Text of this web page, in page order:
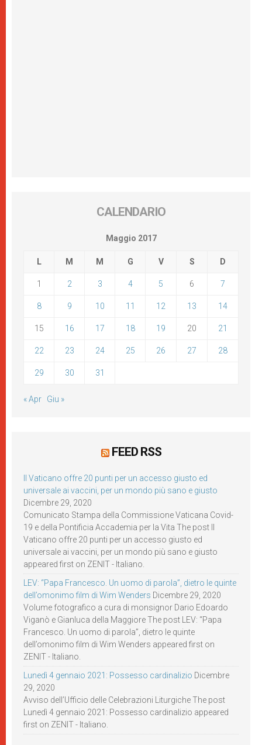
CALENDARIO
Maggio 2017
L M M G V S D
1 2 3 4 5 6 7
8 9 10 11 12 13 14
15 16 17 18 19 20 21
22 23 24 25 26 27 28
29 30 31
« Apr Giu »
FEED RSS
Il Vaticano offre 20 punti per un accesso giusto ed
universale ai vaccini, per un mondo più sano e giusto
Dicembre 29, 2020
Comunicato Stampa della Commissione Vaticana Covid-
19 e della Pontificia Accademia per la Vita The post Il
Vaticano offre 20 punti per un accesso giusto ed
universale ai vaccini, per un mondo più sano e giusto
appeared first on ZENIT - Italiano.
LEV: “Papa Francesco. Un uomo di parola”, dietro le quinte
dell’omonimo film di Wim Wenders Dicembre 29, 2020
Volume fotografico a cura di monsignor Dario Edoardo
Viganò e Gianluca della Maggiore The post LEV: “Papa
Francesco. Un uomo di parola”, dietro le quinte
dell’omonimo film di Wim Wenders appeared first on
ZENIT - Italiano.
Lunedì 4 gennaio 2021: Possesso cardinalizio Dicembre
29, 2020
Avviso dell’Ufficio delle Celebrazioni Liturgiche The post
Lunedì 4 gennaio 2021: Possesso cardinalizio appeared
first on ZENIT - Italiano.